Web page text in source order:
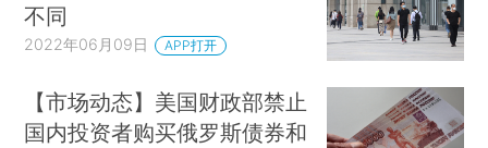
不同
2022年06月09日 APP打开
【市场动态】美国财政部禁止
国内投资者购买俄罗斯债券和